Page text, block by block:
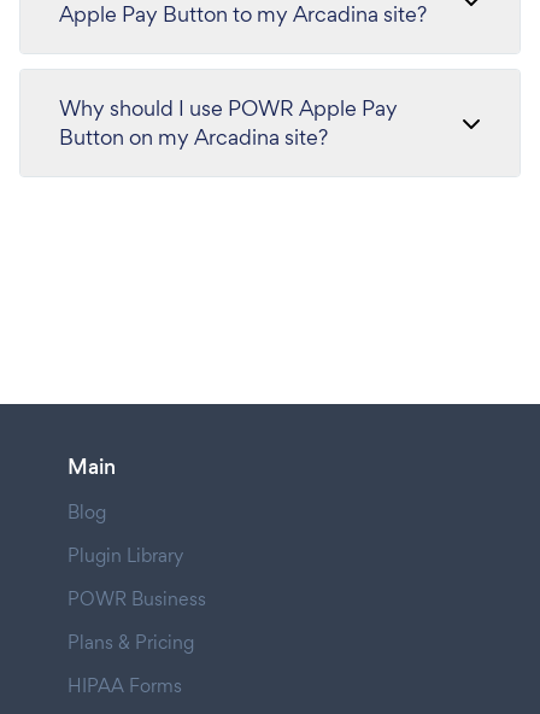
Apple Pay Button to my Arcadina site?
Why should I use POWR Apple Pay
Button on my Arcadina site?
Main
Blog
Plugin Library
POWR Business
Plans & Pricing
HIPAA Forms